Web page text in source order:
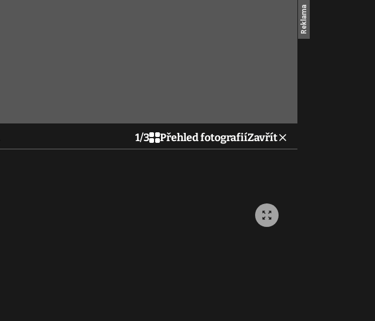
1/3 Přehled fotografiíZavřít